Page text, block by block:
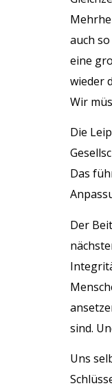
auch
eine
wieder
Wir
Die
Das
Der
sind.
Uns